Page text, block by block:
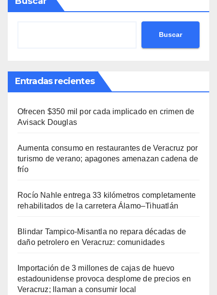
Buscar
Entradas recientes
Ofrecen $350 mil por cada implicado en crimen de
Avisack Douglas
Aumenta consumo en restaurantes de Veracruz por
turismo de verano; apagones amenazan cadena de
frío
Rocío Nahle entrega 33 kilómetros completamente
rehabilitados de la carretera Álamo–Tihuatlán
Blindar Tampico-Misantla no repara décadas de
daño petrolero en Veracruz: comunidades
Importación de 3 millones de cajas de huevo
estadounidense provoca desplome de precios en
Veracruz; llaman a consumir local